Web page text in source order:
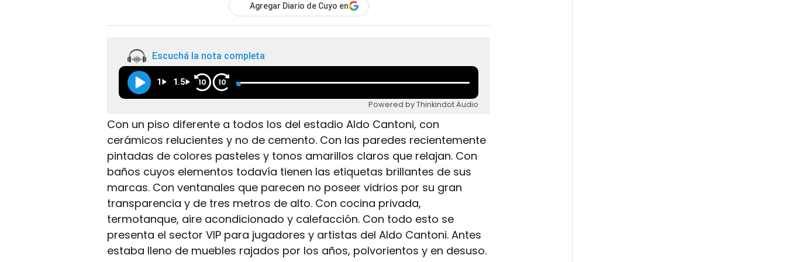
Agregar Diario de Cuyo en
Escuchá la nota completa
1 1.5 10 10
Powered by Thinkindot Audio
Con un piso diferente a todos los del estadio Aldo Cantoni, con
cerámicos relucientes y no de cemento. Con las paredes recientemente
pintadas de colores pasteles y tonos amarillos claros que relajan. Con
baños cuyos elementos todavía tienen las etiquetas brillantes de sus
marcas. Con ventanales que parecen no poseer vidrios por su gran
transparencia y de tres metros de alto. Con cocina privada,
termotanque, aire acondicionado y calefacción. Con todo esto se
presenta el sector VIP para jugadores y artistas del Aldo Cantoni. Antes
estaba lleno de muebles rajados por los años, polvorientos y en desuso.